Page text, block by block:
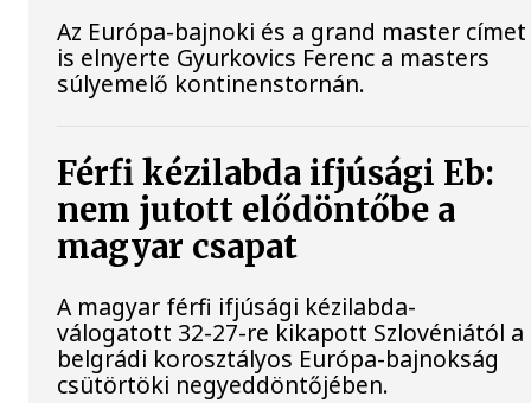
Az Európa-bajnoki és a grand master címet
is elnyerte Gyurkovics Ferenc a masters
súlyemelő kontinenstornán.
Férfi kézilabda ifjúsági Eb:
nem jutott elődöntőbe a
magyar csapat
A magyar férfi ifjúsági kézilabda-
válogatott 32-27-re kikapott Szlovéniától a
belgrádi korosztályos Európa-bajnokság
csütörtöki negyeddöntőjében.